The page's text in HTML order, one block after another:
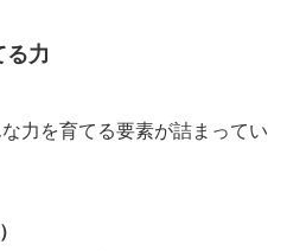
る力
力を育てる要素が詰まってい